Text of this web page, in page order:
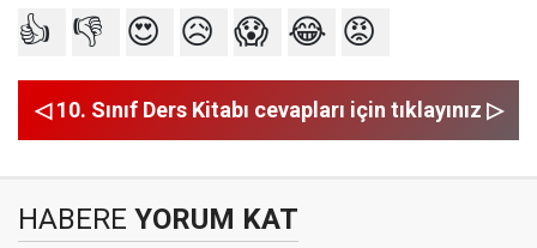
👍 👎 😍 😥 😱 😂 😡
◁ 10. Sınıf Ders Kitabı cevapları için tıklayınız ▷
HABERE YORUM KAT